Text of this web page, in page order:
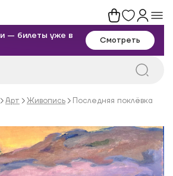
— билеты уже в
Смотреть
Арт Живопись Последняя поклёвка